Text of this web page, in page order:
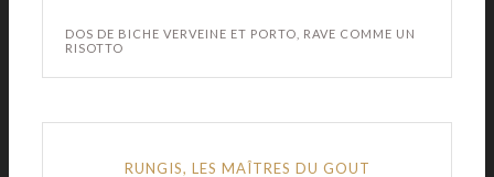
DOS DE BICHE VERVEINE ET PORTO, RAVE COMME UN
RISOTTO
RUNGIS, LES MAÎTRES DU GOUT